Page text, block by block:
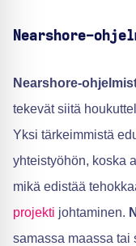
Nearshore-
Nearshore-
tekevät siitä
Yksi tärkeimmistä
yhteistyöhön, koska
mikä edistää
projekti johtaminen.
samassa maassa